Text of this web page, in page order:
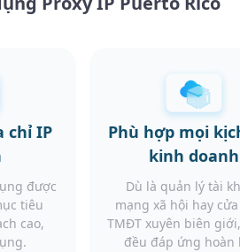
chỉ IP
được
tiêu
cao,
Phù hợp mọi
kinh doanh
Dù là quản lý tài
mạng xã hội hay
TMĐT xuyên biên
đều đáp ứng hoàn